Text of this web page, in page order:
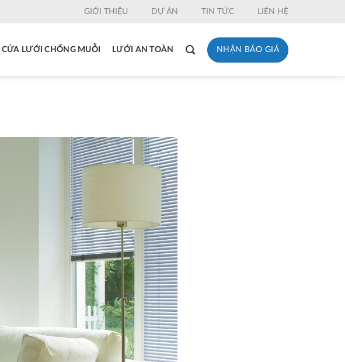
GIỚI THIỆU DỰ ÁN TIN TỨC LIÊN HỆ
CỬA LƯỚI CHỐNG MUỖI LƯỚI AN TOÀN NHẬN BÁO GIÁ